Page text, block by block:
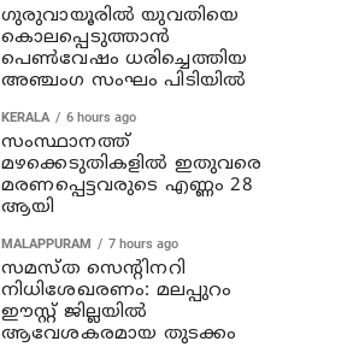
ഗുരുവായൂരില്‍ യുവതിയെ
കൊലപ്പെടുത്താന്‍
പെണ്‍വേഷം ധരിച്ചെത്തിയ
അഞ്ചംഗ സംഘം പിടിയില്‍
KERALA 6 hours ago
സംസ്ഥാനത്ത്
മഴക്കെടുതികളില്‍ ഇതുവരെ
മരണപ്പെട്ടവരുടെ എണ്ണം 28
ആയി
MALAPPURAM 7 hours ago
സമസ്ത സെന്റിനറി
നിധിശേഖരണം: മലപ്പുറം
ഈസ്റ്റ് ജില്ലയിൽ
ആവേശകരമായ തുടക്കം